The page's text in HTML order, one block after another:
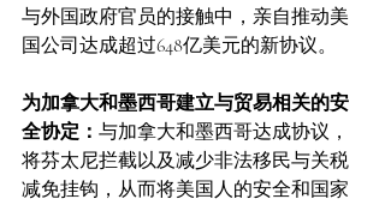
与外国政府官员的接触中，亲自推动美
国公司达成超过648亿美元的新协议。
为加拿大和墨西哥建立与贸易相关的安
全协定： 与加拿大和墨西哥达成协议，
将芬太尼拦截以及减少非法移民与关税
减免挂钩，从而将美国人的安全和国家